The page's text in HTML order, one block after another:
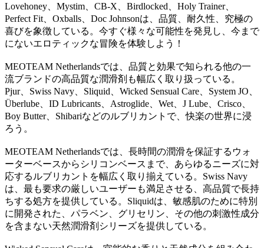
Lovehoney、Mystim、CB-X、Birdlocked、Holy Trainer、
Perfect Fit、Oxballs、Doc Johnsonは、品質、耐久性、究極の
喜びを象徴している。今すぐ様々な可能性を発見し、今まで
にないエロティックな冒険を体験しよう！
MEOTEAM Netherlandsでは、品質と効果で知られる他の一
流ブランドの高品質な潤滑剤も幅広く取り扱っている。
Pjur、Swiss Navy、Sliquid、Wicked Sensual Care、System JO、
Überlube、ID Lubricants、Astroglide、Wet、J Lube、Crisco、
Boy Butter、Shibariなどのルブリカントで、快楽の世界に浸
ろう。
MEOTEAM Netherlandsでは、長時間の潤滑を保証するウォ
ーターベースからシリコンベースまで、あらゆるニーズに対
応するルブリカントを幅広く取り揃えている。Swiss Navy
は、最も要求の厳しいユーザーも満足させる、高品質で長持
ちする処方を提供している。Sliquidは、敏感肌のために特別
に開発された、パラベン、グリセリン、その他の刺激性成分
を含まない天然潤滑剤シリーズを提供している。